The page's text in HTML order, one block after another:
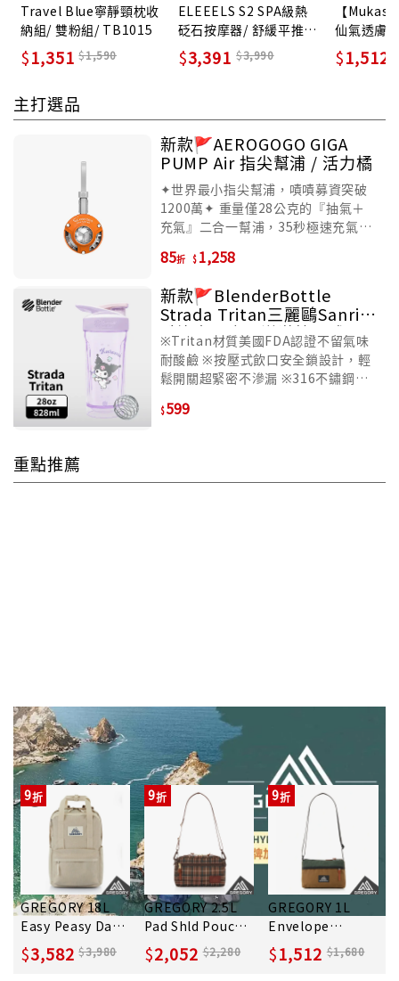
Travel Blue寧靜頸枕收
納組/ 雙粉組/ TB1015
1,351 1,590
ELEEELS S2 SPA級熱
砭石按摩器/ 舒緩平推按
摩頭3,391 3,990
【
仙氣透膚
衣 -
白/ L
1,512
主打選品
新款🚩AEROGOGO GIGA
PUMP Air 指尖幫浦 / 活力橘
✦世界最小指尖幫浦，嘖嘖募資突破
1200萬​✦ 重量僅28公克的『抽氣＋
充氣』二合一幫浦，35秒極速充氣！
鬆搞定！
85折 1,258
新款🚩BlenderBottle
Strada Tritan三麗鷗Sanrio
酷洛米惡魔霜淇淋按壓式環
保水壺/ 28oz/ 828ml
※Tritan材質美國FDA認證不留氣味
耐酸鹼 ※按壓式飲口安全鎖設計，輕
鬆開關超緊密不滲漏 ※316不鏽鋼
殘渣不堆積，一體成形橡膠提把
599
重點推薦
GREGORY
夏日新品
GREGORY 18L
Easy Peasy Day
後背包/ 筆電夾層/
沙米黃
9
3,582 3,980
GREGORY 2.5L
Pad Shld Pouch
斜背包/ 木格紋
9
2,052 2,280
GREGORY 1L
Envelope
Shoulder斜背包/
木屋褐
9
1,512 1,680